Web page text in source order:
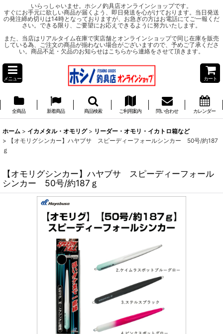
いらっしゃいませ。ホシノ釣具店オンラインショップです。
すぐにお手元に欲しい商品が届くよう、即日発送を心がけております。当日発送
の発注締め切りは14時となっておりますが、お急ぎの方はお電話にてご一報くだ
さい。できる限り、ご要望にお応えできるように努力いたします。
また、当店はリアルタイム在庫で実店舗とオンラインショップで同じ在庫を販売
している為、ご注文の商品が揃わない場合がございますので、予めご了承くださ
い。商品不足・欠品のお知らせはこちらから連絡をさせて頂きます。
メニュー カート
全商品 新着商品 商品検索 ご利用案内 問い合わせ カレンダー
ホーム > イカメタル・オモリグ > リーダー・オモリ・イカトロ箱など
>
【オモリグシンカー】ハヤブサ スピーディーフォールシンカー 50号/約187
ｇ
【オモリグシンカー】ハヤブサ スピーディーフォール
シンカー 50号/約187ｇ